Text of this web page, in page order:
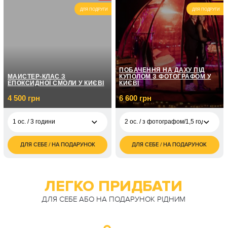
1 200
ДЛЯ ПОДРУГИ
МАЙСТЕР-КЛАС З
ЕПОКСИДНОЇ СМОЛИ У КИЄВІ
4 500 грн
1 ос. / 3 години
4 500
грн
ДЛЯ СЕБЕ / НА ПОДАРУНОК
ДЛЯ ПОДРУГИ
ПОБАЧЕННЯ НА ДАХУ ПІД
КУПОЛОМ З ФОТОГРАФОМ У
КИЄВІ
6 600 грн
2 ос. / з фотографом/1,5 години
2 ос. / з
фотографом/1,5
6 600
2 ос. / З
саксофоністом\1,5
години
ДЛЯ СЕБЕ / НА ПОДАРУНОК
ЛЕГКО ПРИДБАТИ
ДЛЯ СЕБЕ АБО НА ПОДАРУНОК РІДНИМ